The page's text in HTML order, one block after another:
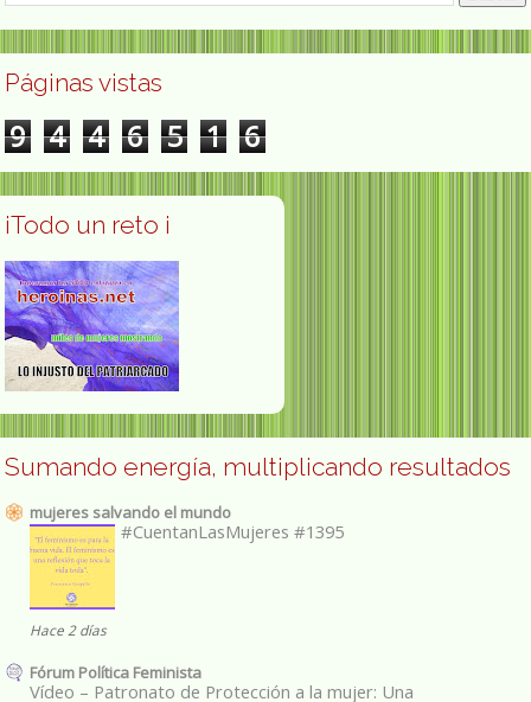
Páginas vistas
9 4 4 6 5 1 6
¡Todo un reto ¡
Sumando energía, multiplicando resultados
mujeres salvando el mundo
#CuentanLasMujeres #1395
Hace 2 días
Fórum Política Feminista
Vídeo – Patronato de Protección a la mujer: Una